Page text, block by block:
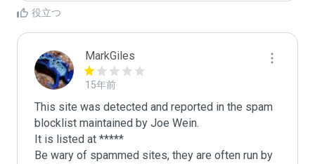
役立つ
MarkGiles
15年前
This site was detected and reported in the spam
blocklist maintained by Joe Wein.
It is listed at *****
Be wary of spammed sites, they are often run by